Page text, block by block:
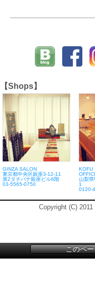
【Shops】
GINZA SALON
東京都中央区銀座3-12-11
第2タチバナ銀座ビル6階
03-5565-0750
山梨
1
0120-
Copyright (C)
このペ